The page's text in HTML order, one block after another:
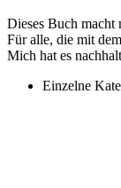
Dieses Buch
Für alle, die mit
Mich hat es
Einzelne